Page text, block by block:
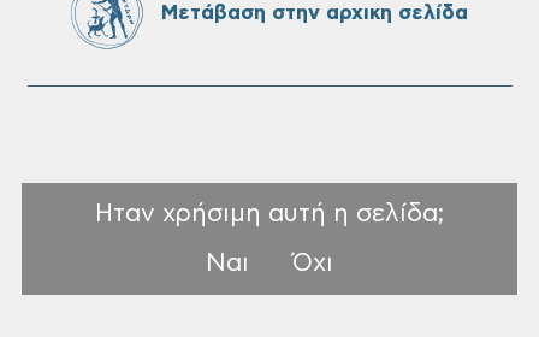
Δήμου Χανίων
Μετάβαση στην αρχικη σελίδα
Ηταν χρήσιμη αυτή η σελίδα;
Ναι
Όχι